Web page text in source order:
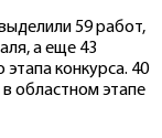
59 работ,
а еще 43
конкурса. 40
областном этапе